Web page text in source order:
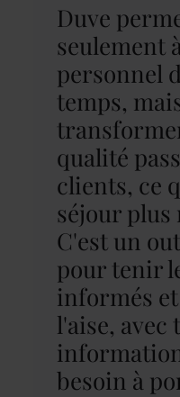
Duve
seulement
personnel
temps,
qualité
clients, ce
séjour plus
C'est un
pour tenir
informés
l'aise, avec
besoin à